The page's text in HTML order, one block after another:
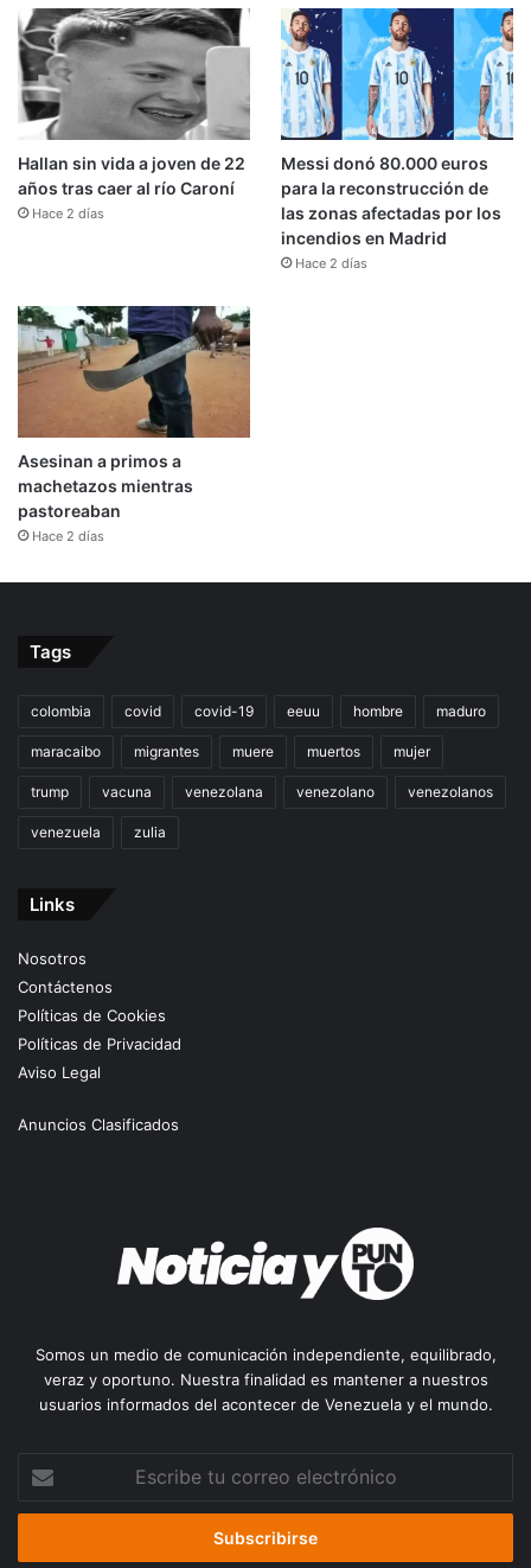
Hallan sin vida a joven de 22
años tras caer al río Caroní
Hace 2 días
Messi donó 80.000 euros
para la reconstrucción de
las zonas afectadas por los
incendios en Madrid
Hace 2 días
Asesinan a primos a
machetazos mientras
pastoreaban
Hace 2 días
Tags
colombia covid covid-19 eeuu hombre maduro
maracaibo migrantes muere muertos mujer
trump vacuna venezolana venezolano venezolanos
venezuela zulia
Links
Nosotros
Contáctenos
Políticas de Cookies
Políticas de Privacidad
Aviso Legal
Anuncios Clasificados
Somos un medio de comunicación independiente, equilibrado,
veraz y oportuno. Nuestra finalidad es mantener a nuestros
usuarios informados del acontecer de Venezuela y el mundo.
correo